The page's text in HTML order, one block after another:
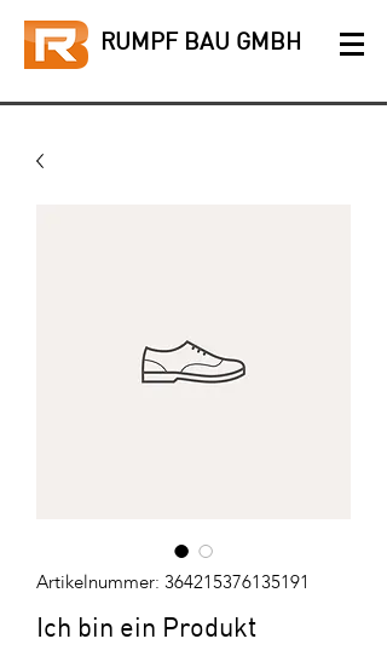
RUMPF BAU GMBH
Artikelnummer: 364215376135191
Ich bin ein Produkt